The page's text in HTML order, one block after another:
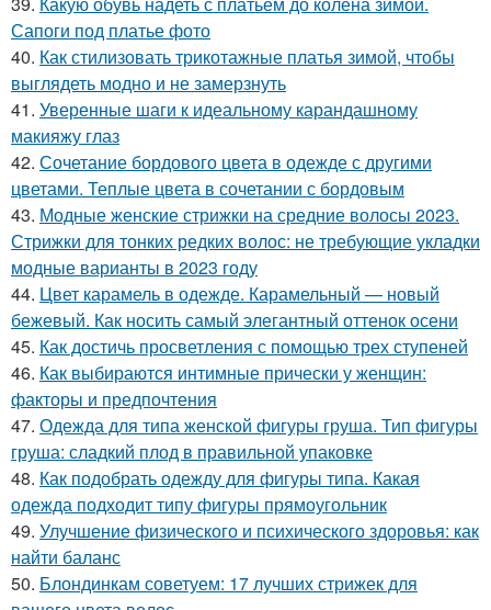
Сапоги под платье фото
40. Как стилизовать трикотажные платья зимой, чтобы
выглядеть модно и не замерзнуть
41. Уверенные шаги к идеальному карандашному
макияжу глаз
42. Сочетание бордового цвета в одежде с другими
цветами. Теплые цвета в сочетании с бордовым
43. Модные женские стрижки на средние волосы 2023.
Стрижки для тонких редких волос: не требующие укладки
модные варианты в 2023 году
44. Цвет карамель в одежде. Карамельный — новый
бежевый. Как носить самый элегантный оттенок осени
45. Как достичь просветления с помощью трех ступеней
46. Как выбираются интимные прически у женщин:
факторы и предпочтения
47. Одежда для типа женской фигуры груша. Тип фигуры
груша: сладкий плод в правильной упаковке
48. Как подобрать одежду для фигуры типа. Какая
одежда подходит типу фигуры прямоугольник
49. Улучшение физического и психического здоровья: как
найти баланс
50. Блондинкам советуем: 17 лучших стрижек для